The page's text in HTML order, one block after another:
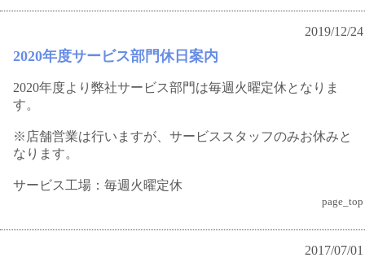
2019/12/24
2020年度サービス部門休日案内
2020年度より弊社サービス部門は毎週火曜定休となりま
す。
※店舗営業は行いますが、サービススタッフのみお休みと
なります。
サービス工場：毎週火曜定休
page_top
2017/07/01